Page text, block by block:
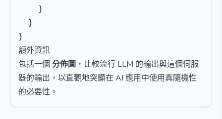
    }
  }
額外資訊
包括一個 分佈圖 ，比較流行 LLM 的輸出與這個伺服
器的輸出，以直觀地突顯在 AI 應用中使用真隨機性
的必要性。